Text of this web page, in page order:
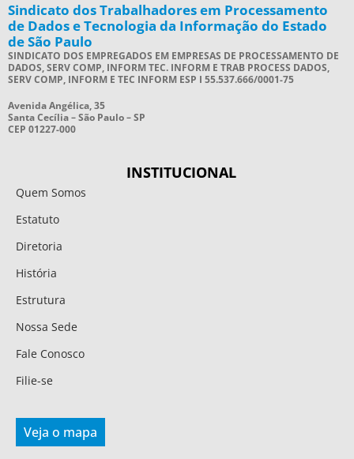
Sindicato dos Trabalhadores em Processamento
de Dados e Tecnologia da Informação do Estado
de São Paulo
SINDICATO DOS EMPREGADOS EM EMPRESAS DE PROCESSAMENTO DE
DADOS, SERV COMP, INFORM TEC. INFORM E TRAB PROCESS DADOS,
SERV COMP, INFORM E TEC INFORM ESP I 55.537.666/0001-75
Avenida Angélica, 35
Santa Cecília – São Paulo – SP
CEP 01227-000
INSTITUCIONAL
Quem Somos
Estatuto
Diretoria
História
Estrutura
Nossa Sede
Fale Conosco
Filie-se
Veja o mapa